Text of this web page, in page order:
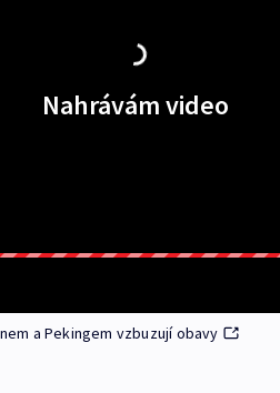
Nahrávám video
a Pekingem vzbuzují obavy